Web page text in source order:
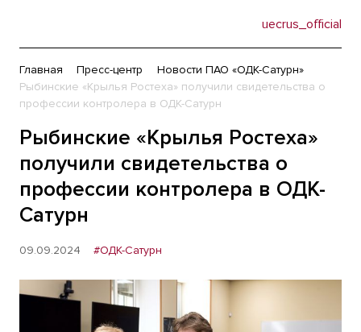
uecrus_official
Главная Пресс-центр
Новости ПАО «ОДК-Сатурн»
Рыбинские «Крылья Ростеха» получили свидетельства о
профессии контролера в ОДК-Сатурн
Рыбинские «Крылья Ростеха»
получили свидетельства о
профессии контролера в ОДК-
Сатурн
09.09.2024 #ОДК-Сатурн